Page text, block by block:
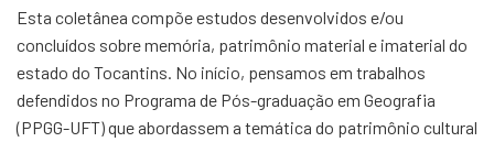
Esta coletânea compõe estudos desenvolvidos e/ou
concluídos sobre memória, patrimônio material e imaterial do
estado do Tocantins. No início, pensamos em trabalhos
defendidos no Programa de Pós-graduação em Geografia
(PPGG-UFT) que abordassem a temática do patrimônio cultural